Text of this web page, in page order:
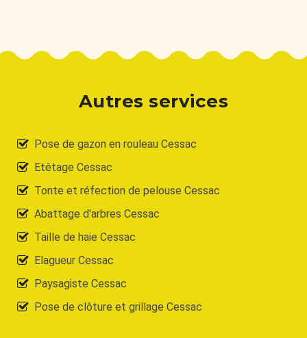
Autres services
Pose de gazon en rouleau Cessac
Etêtage Cessac
Tonte et réfection de pelouse Cessac
Abattage d'arbres Cessac
Taille de haie Cessac
Elagueur Cessac
Paysagiste Cessac
Pose de clôture et grillage Cessac